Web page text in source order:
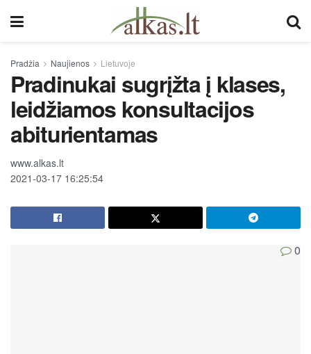
Pradžia Naujienos Lietuvoje
Pradinukai sugrįžta į klases,
leidžiamos konsultacijos
abiturientamas
www.alkas.lt
2021-03-17 16:25:54
0